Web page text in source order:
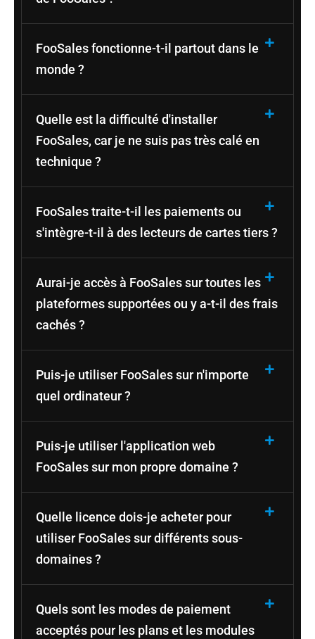
FooSales fonctionne-t-il partout dans le
monde ?
Quelle est la difficulté d'installer
FooSales, car je ne suis pas très calé en
technique ?
FooSales traite-t-il les paiements ou
s'intègre-t-il à des lecteurs de cartes tiers ?
Aurai-je accès à FooSales sur toutes les
plateformes supportées ou y a-t-il des frais
cachés ?
Puis-je utiliser FooSales sur n'importe
quel ordinateur ?
Puis-je utiliser l'application web
FooSales sur mon propre domaine ?
Quelle licence dois-je acheter pour
utiliser FooSales sur différents sous-
domaines ?
Quels sont les modes de paiement
acceptés pour les plans et les modules